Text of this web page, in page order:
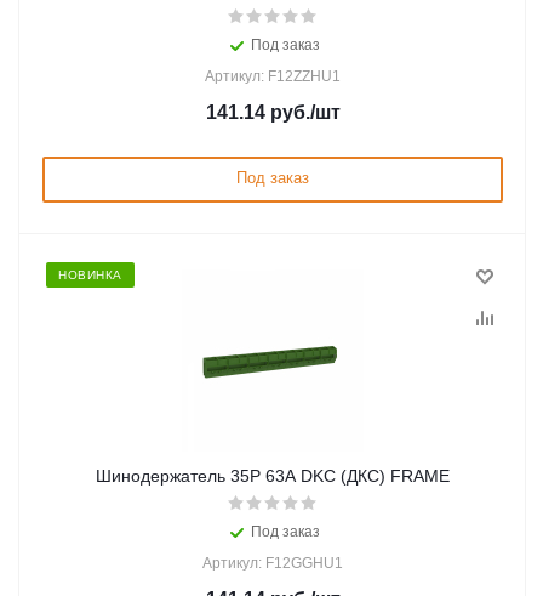
Под заказ
Артикул: F12ZZHU1
141.14руб./шт
Под заказ
НОВИНКА
Шинодержатель 35P 63А DKC (ДКС) FRAME
Под заказ
Артикул: F12GGHU1